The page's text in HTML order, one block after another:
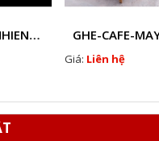
SOFA-MAY-TU-NHIEN-HTT - M7
Giá: Liên hệ